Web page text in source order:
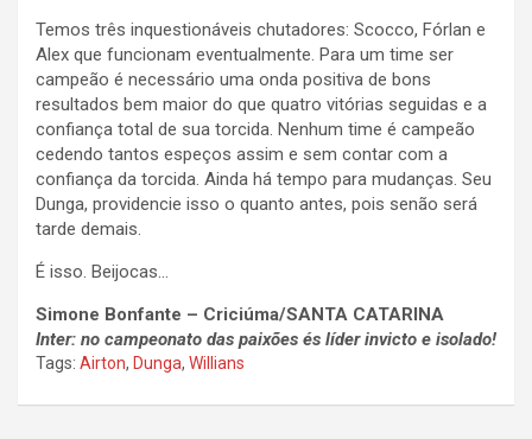
Temos três inquestionáveis chutadores: Scocco, Fórlan e
Alex que funcionam eventualmente. Para um time ser
campeão é necessário uma onda positiva de bons
resultados bem maior do que quatro vitórias seguidas e a
confiança total de sua torcida. Nenhum time é campeão
cedendo tantos espeços assim e sem contar com a
confiança da torcida. Ainda há tempo para mudanças. Seu
Dunga, providencie isso o quanto antes, pois senão será
tarde demais.
É isso. Beijocas…
Simone Bonfante – Criciúma/SANTA CATARINA
Inter: no campeonato das paixões és líder invicto e isolado!
Tags: Airton, Dunga, Willians